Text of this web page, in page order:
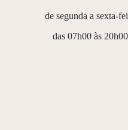
de segunda a sexta-
das 07h00 às 20h00